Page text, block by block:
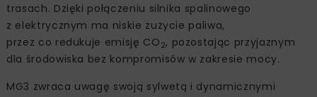
trasach. Dzięki połączeniu silnika spalinowego
z elektrycznym ma niskie zużycie paliwa,
przez co redukuje emisję CO 2, pozostając przyjaznym
dla środowiska bez kompromisów w zakresie mocy.
MG3 zwraca uwagę swoją sylwetą i dynamicznymi